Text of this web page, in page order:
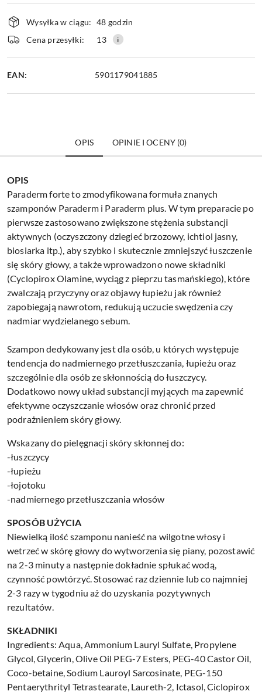
Dostępność
i
dostawa
Wysyłka w ciągu: 48 godzin
Cena przesyłki:
13
EAN: 5901179041885
OPIS OPINIE I OCENY (0)
OPIS
Paraderm forte to zmodyfikowana formuła znanych
szamponów Paraderm i Paraderm plus. W tym preparacie po
pierwsze zastosowano zwiększone stężenia substancji
aktywnych (oczyszczony dziegieć brzozowy, ichtiol jasny,
biosiarka itp.), aby szybko i skutecznie zmniejszyć łuszczenie
się skóry głowy, a także wprowadzono nowe składniki
(Cyclopirox Olamine, wyciąg z pieprzu tasmańskiego), które
zwalczają przyczyny oraz objawy łupieżu jak również
zapobiegają nawrotom, redukują uczucie swędzenia czy
nadmiar wydzielanego sebum.
Szampon dedykowany jest dla osób, u których występuje
tendencja do nadmiernego przetłuszczania, łupieżu oraz
szczególnie dla osób ze skłonnością do łuszczycy.
Dodatkowo nowy układ substancji myjących ma zapewnić
efektywne oczyszczanie włosów oraz chronić przed
podrażnieniem skóry głowy.
Wskazany do pielęgnacji skóry skłonnej do:
-łuszczycy
-łupieżu
-łojotoku
-nadmiernego przetłuszczania włosów
SPOSÓB UŻYCIA
Niewielką ilość szamponu nanieść na wilgotne włosy i
wetrzeć w skórę głowy do wytworzenia się piany, pozostawić
na 2-3 minuty a następnie dokładnie spłukać wodą,
czynność powtórzyć. Stosować raz dziennie lub co najmniej
2-3 razy w tygodniu aż do uzyskania pozytywnych
rezultatów.
SKŁADNIKI
Ingredients: Aqua, Ammonium Lauryl Sulfate, Propylene
Glycol, Glycerin, Olive Oil PEG-7 Esters, PEG-40 Castor Oil,
Coco-betaine, Sodium Lauroyl Sarcosinate, PEG-150
Pentaerythrityl Tetrastearate, Laureth-2, Ictasol, Ciclopirox